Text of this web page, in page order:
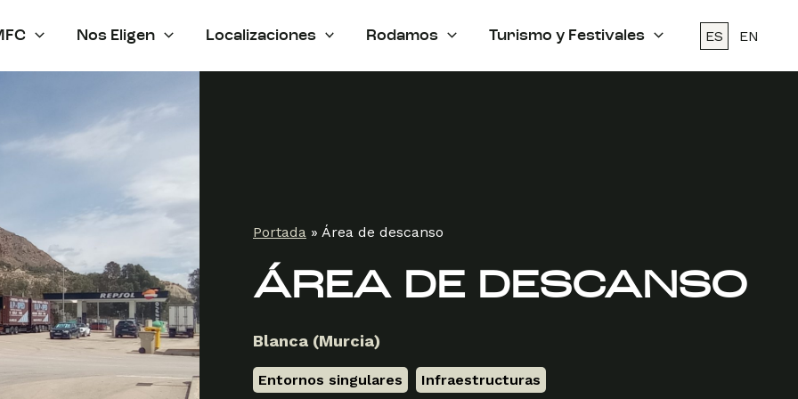
Nos Eligen Localizaciones Rodamos Turismo y Festivales ES EN
Portada » Área de descanso
ÁREA DE DESCANSO
Blanca (Murcia)
Entornos singulares Infraestructuras